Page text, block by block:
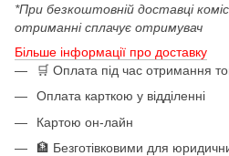
*При безкоштовній доставці
отриманні сплачує отримувач
Більше інформації про доставку
🛒 Оплата під час отримання
Оплата карткою у відділенні
Картою он-лайн
🏦 Безготівковими для